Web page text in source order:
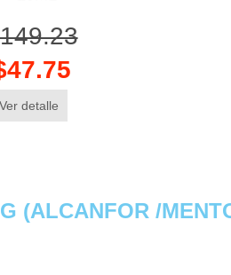
Ver detalle
(ALCANFOR /